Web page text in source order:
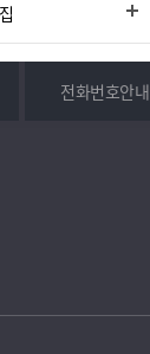
전화번호안내